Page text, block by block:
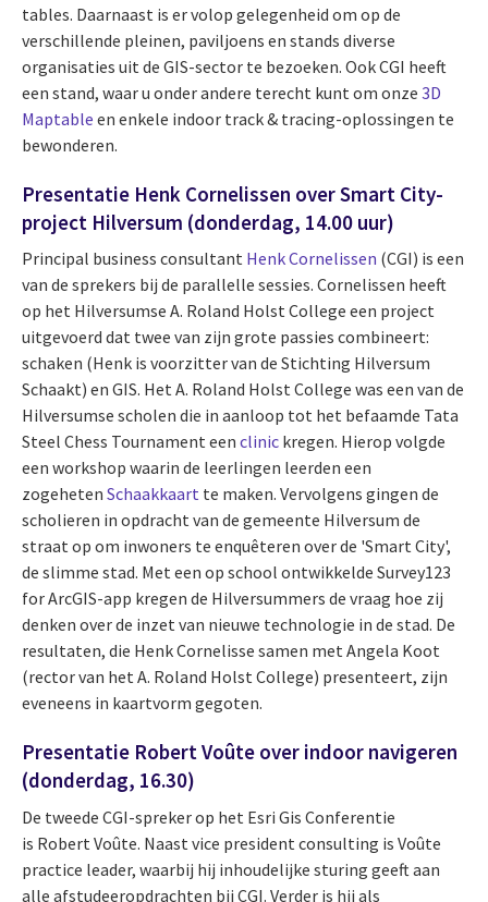
tables. Daarnaast is er volop gelegenheid om op de
verschillende pleinen, paviljoens en stands diverse
organisaties uit de GIS-sector te bezoeken. Ook CGI heeft
een stand, waar u onder andere terecht kunt om onze 3D
Maptable en enkele indoor track & tracing-oplossingen te
bewonderen.
Presentatie Henk Cornelissen over Smart City-
project Hilversum (donderdag, 14.00 uur)
Principal business consultant Henk Cornelissen (CGI) is een
van de sprekers bij de parallelle sessies. Cornelissen heeft
op het Hilversumse A. Roland Holst College een project
uitgevoerd dat twee van zijn grote passies combineert:
schaken (Henk is voorzitter van de Stichting Hilversum
Schaakt) en GIS. Het A. Roland Holst College was een van de
Hilversumse scholen die in aanloop tot het befaamde Tata
Steel Chess Tournament een clinic kregen. Hierop volgde
een workshop waarin de leerlingen leerden een
zogeheten Schaakkaart te maken. Vervolgens gingen de
scholieren in opdracht van de gemeente Hilversum de
straat op om inwoners te enquêteren over de 'Smart City',
de slimme stad. Met een op school ontwikkelde Survey123
for ArcGIS-app kregen de Hilversummers de vraag hoe zij
denken over de inzet van nieuwe technologie in de stad. De
resultaten, die Henk Cornelisse samen met Angela Koot
(rector van het A. Roland Holst College) presenteert, zijn
eveneens in kaartvorm gegoten.
Presentatie Robert Voûte over indoor navigeren
(donderdag, 16.30)
De tweede CGI-spreker op het Esri Gis Conferentie
is Robert Voûte. Naast vice president consulting is Voûte
practice leader, waarbij hij inhoudelijke sturing geeft aan
alle afstudeeropdrachten bij CGI. Verder is hij als